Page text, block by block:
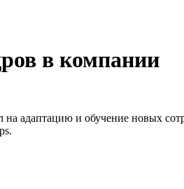
в компании
на адаптацию и обучение новых